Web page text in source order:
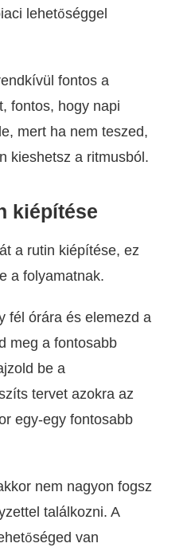
lehetőséggel
fontos a
fontos, hogy napi
mert ha nem teszed,
kieshetsz a ritmusból.
kiépítése
a rutin kiépítése, ez
a folyamatnak.
fél órára és elemezd a
meg a fontosabb
be a
tervet azokra az
egy-egy fontosabb
nem nagyon fogsz
találkozni. A
van